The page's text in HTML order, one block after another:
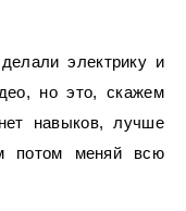
электрику и
но это, скажем
навыков, лучше
потом меняй всю